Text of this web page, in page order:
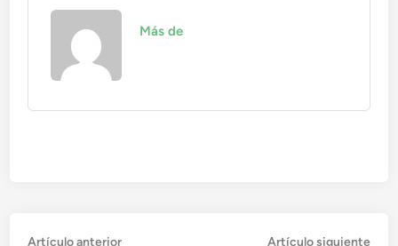
Más de
Artículo anteriorArtículo
Artículo siguiente